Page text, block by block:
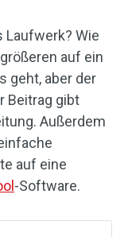
Laufwerk? Wie
auf ein
geht, aber der
Beitrag gibt
Außerdem
auf eine
-Software.